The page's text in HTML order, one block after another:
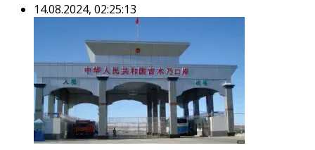
14.08.2024, 02:25:13